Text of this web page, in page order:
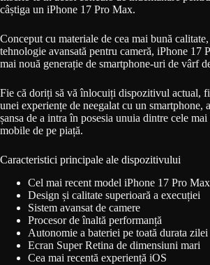
câștiga un iPhone 17 Pro Max.
Conceput cu materiale de cea mai bună
tehnologie avansată pentru cameră, iPhone 17
mai nouă generație de smartphone-uri de vârf
Fie că doriți să vă înlocuiți dispozitivul actual,
unei experiențe de neegalat cu un smartphone,
șansa de a intra în posesia unuia dintre cele
mobile de pe piață.
Caracteristici principale ale dispozitivului
Cel mai recent model iPhone 17 Pro Max
Design și calitate superioară a execuției
Sistem avansat de camere
Procesor de înaltă performanță
Autonomie a bateriei pe toată durata zilei
Ecran Super Retina de dimensiuni mari
Cea mai recentă experiență iOS